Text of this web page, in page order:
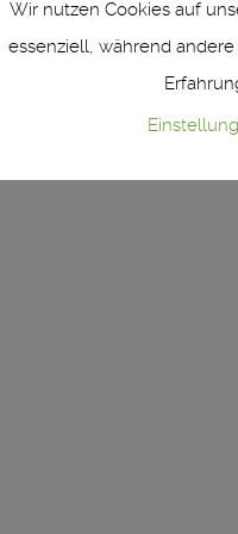
Neuss ° Germany °
Wir nutzen Cookies auf
essenziell, während